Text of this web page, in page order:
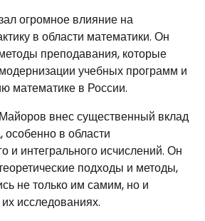
огромное влияние на
в области математики. Он
преподавания, которые
учебных программ и
математике в России.
внес существенный вклад
особенно в области
и интегрального исчислений. Он
подходы и методы,
не только им самим, но и
исследованиях.